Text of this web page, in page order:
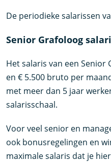
De periodieke salarissen
Senior Grafoloog
Het salaris van een Senior
en € 5.500 bruto per
met meer dan 5 jaar
salarisschaal.
Voor veel senior en
ook bonusregelingen en
maximale salaris dat je